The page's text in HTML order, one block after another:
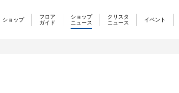
ショップ
フロア
ガイド
ショップ
ニュース
クリスタ
ニュース
イベント